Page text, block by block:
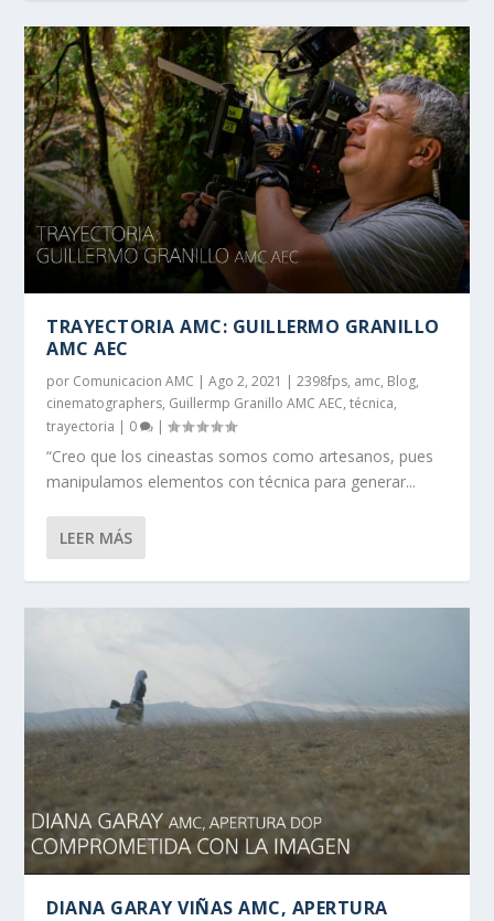
TRAYECTORIA AMC: GUILLERMO GRANILLO
AMC AEC
por Comunicacion AMC |Ago 2, 2021 |2398fps, amc, Blog,
cinematographers, Guillermp Granillo AMC AEC,técnica,
trayectoria | 0 |
“Creo que los cineastas somos como artesanos, pues
manipulamos elementos con técnica para generar...
LEER MÁS
DIANA GARAY VIÑAS AMC, APERTURA